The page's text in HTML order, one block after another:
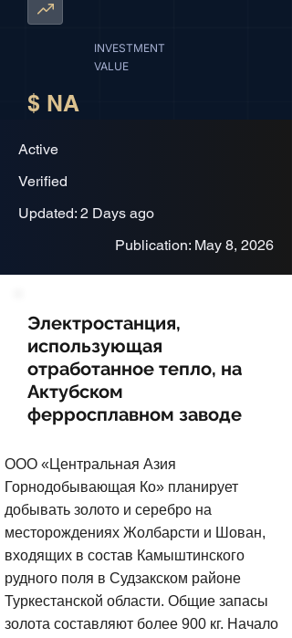
INVESTMENT
VALUE
$ NA
Active
Verified
Updated: 2 Days ago
Publication: May 8, 2026
Электростанция,
использующая
отработанное тепло, на
Актубском
ферросплавном заводе
ООО «Центральная Азия
Горнодобывающая Ко» планирует
добывать золото и серебро на
месторождениях Жолбарсти и Шован,
входящих в состав Камыштинского
рудного поля в Судзакском районе
Туркестанской области. Общие запасы
золота составляют более 900 кг. Начало